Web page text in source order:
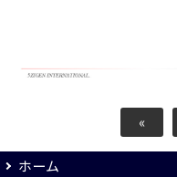
«
ホーム